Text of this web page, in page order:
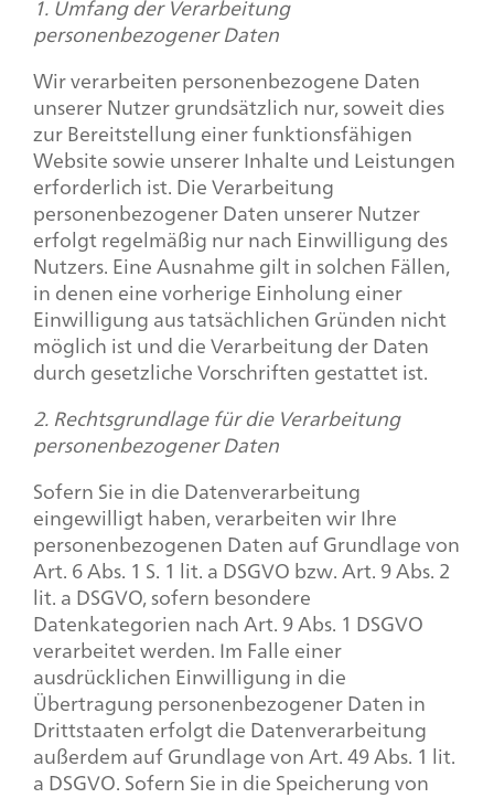
1. Umfang der Verarbeitung
personenbezogener Daten
Wir verarbeiten personenbezogene Daten
unserer Nutzer grundsätzlich nur, soweit dies
zur Bereitstellung einer funktionsfähigen
Website sowie unserer Inhalte und Leistungen
erforderlich ist. Die Verarbeitung
personenbezogener Daten unserer Nutzer
erfolgt regelmäßig nur nach Einwilligung des
Nutzers. Eine Ausnahme gilt in solchen Fällen,
in denen eine vorherige Einholung einer
Einwilligung aus tatsächlichen Gründen nicht
möglich ist und die Verarbeitung der Daten
durch gesetzliche Vorschriften gestattet ist.
2. Rechtsgrundlage für die Verarbeitung
personenbezogener Daten
Sofern Sie in die Datenverarbeitung
eingewilligt haben, verarbeiten wir Ihre
personenbezogenen Daten auf Grundlage von
Art. 6 Abs. 1 S. 1 lit. a DSGVO bzw. Art. 9 Abs. 2
lit. a DSGVO, sofern besondere
Datenkategorien nach Art. 9 Abs. 1 DSGVO
verarbeitet werden. Im Falle einer
ausdrücklichen Einwilligung in die
Übertragung personenbezogener Daten in
Drittstaaten erfolgt die Datenverarbeitung
außerdem auf Grundlage von Art. 49 Abs. 1 lit.
a DSGVO. Sofern Sie in die Speicherung von